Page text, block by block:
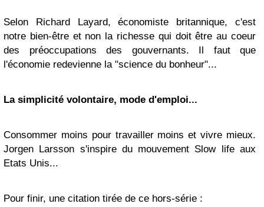
Selon Richard Layard, économiste britannique, c'est
notre bien-être et non la richesse qui doit être au coeur
des préoccupations des gouvernants. Il faut que
l'économie redevienne la "science du bonheur"...
La simplicité volontaire, mode d'emploi...
Consommer moins pour travailler moins et vivre mieux.
Jorgen Larsson s'inspire du mouvement Slow life aux
Etats Unis...
Pour finir, une citation tirée de ce hors-série :